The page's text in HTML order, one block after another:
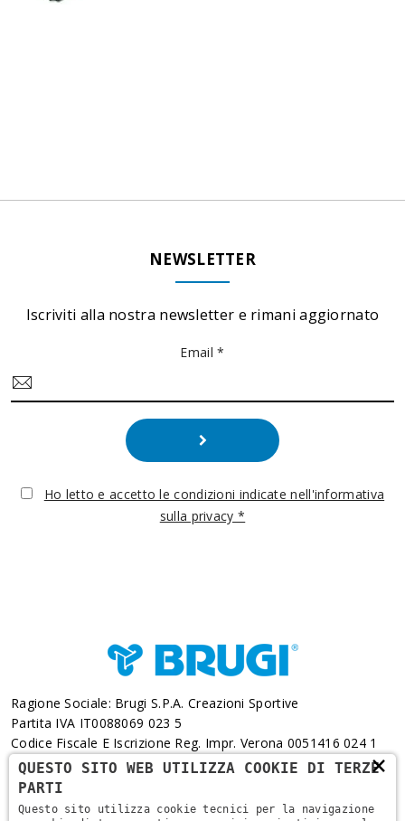
NEWSLETTER
Iscriviti alla nostra newsletter e rimani aggiornato
Email *
Ho letto e accetto le condizioni indicate nell'informativa
sulla privacy *
Ragione Sociale: Brugi S.p.A. Creazioni Sportive
Partita IVA IT0088069 023 5
Codice Fiscale E Iscrizione Reg. Impr. Verona 0051416 024 1
REA 166179 Verona -Cap. Soc. € 10.000.000 I.v. - Posiz.
Meccanogr. VR 002505
Via L. Pasteur, 6 - 37135 - Verona
×
QUESTO SITO WEB UTILIZZA COOKIE DI TERZE
PARTI
Questo sito utilizza cookie tecnici per la navigazione